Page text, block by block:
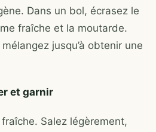
Dans un bol, écrasez le
fraîche et la moutarde.
jusqu’à obtenir une
et garnir
Salez légèrement,